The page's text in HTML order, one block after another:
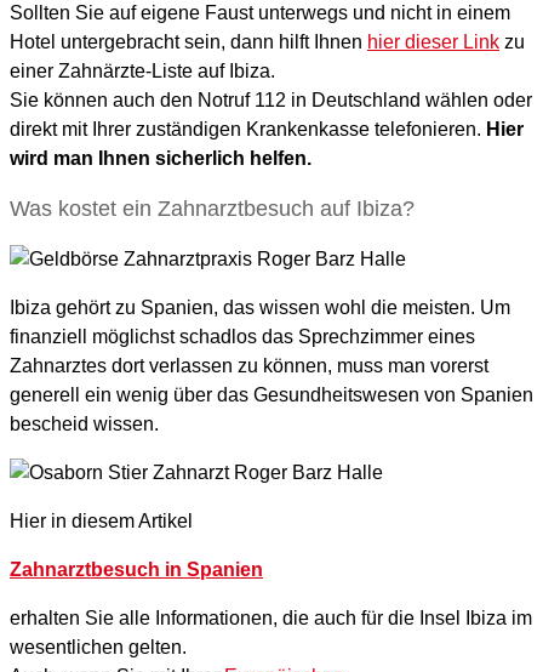
Sollten Sie auf eigene Faust unterwegs und nicht in einem
Hotel untergebracht sein, dann hilft Ihnen hier dieser Link zu
einer Zahnärzte-Liste auf Ibiza.
Sie können auch den Notruf 112 in Deutschland wählen oder
direkt mit Ihrer zuständigen Krankenkasse telefonieren. Hier
wird man Ihnen sicherlich helfen.
Was kostet ein Zahnarztbesuch auf Ibiza?
Ibiza gehört zu Spanien, das wissen wohl die meisten. Um
finanziell möglichst schadlos das Sprechzimmer eines
Zahnarztes dort verlassen zu können, muss man vorerst
generell ein wenig über das Gesundheitswesen von Spanien
bescheid wissen.
Hier in diesem Artikel
Zahnarztbesuch in Spanien
erhalten Sie alle Informationen, die auch für die Insel Ibiza im
wesentlichen gelten.